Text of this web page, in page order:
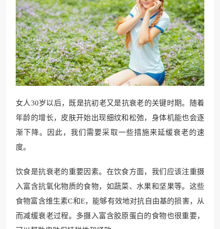
女人30岁以后，既是抗初老又是抗衰老的关键时期。随着
年龄的增长，皮肤开始出现细纹和松弛，身体机能也会逐
渐下降。因此，我们需要采取一些措施来延缓衰老的速
度。
饮食是抗衰老的重要因素。在饮食方面，我们应该注重摄
入富含抗氧化物质的食物，如蔬菜、水果和坚果等。这些
食物富含维生素C和E，能够有效地对抗自由基的损害，从
而减缓衰老过程。多摄入富含胶原蛋白的食物也很重要，